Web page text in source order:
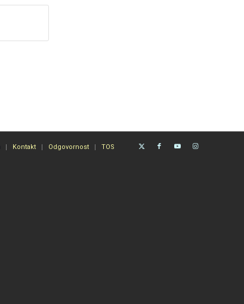
Kontakt Odgovornost TOS